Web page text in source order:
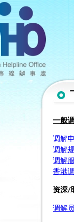
一般
调解
调解
调解
香港
资深/
调解